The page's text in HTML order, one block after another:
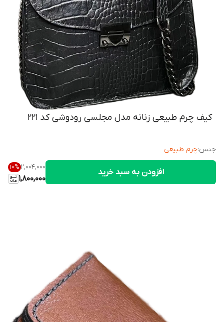
کیف چرم طبیعی زنانه مدل مجلسی رودوشی کد ۲۲۱
جنس:چرم طبیعی
۲٬۰۰۴٬۰۰۰ 10%
1,800,000
افزودن به سبد خرید